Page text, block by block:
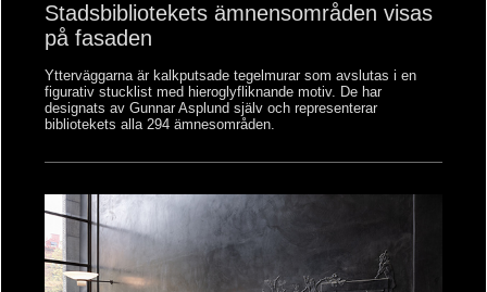
Stadsbibliotekets ämnensområden visas
på fasaden
Ytterväggarna är kalkputsade tegelmurar som avslutas i en
figurativ stucklist med hieroglyfliknande motiv. De har
designats av Gunnar Asplund själv och representerar
bibliotekets alla 294 ämnesområden.